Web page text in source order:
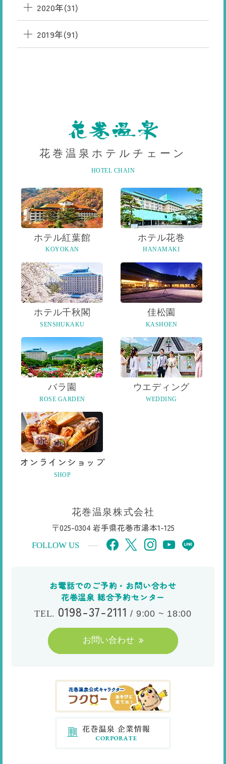
2020年(31)
2019年(91)
HANAMAKI
花巻温泉ホテルチェーン
HOTEL CHAIN
ホテル紅葉館
KOYOKAN
ホテル花巻
HANAMAKI
ホテル千秋閣
SENSHUKAKU
佳松園
KASHOEN
バラ園
ROSE GARDEN
ウエディング
WEDDING
オンラインショップ
SHOP
花巻温泉株式会社
〒025-0304 岩手県花巻市湯本1-125
FOLLOW US
お電話でのご予約・お問い合わせ
花巻温泉 総合予約センター
TEL. 0198-37-2111 / 9:00 ~ 18:00
お問い合わせ